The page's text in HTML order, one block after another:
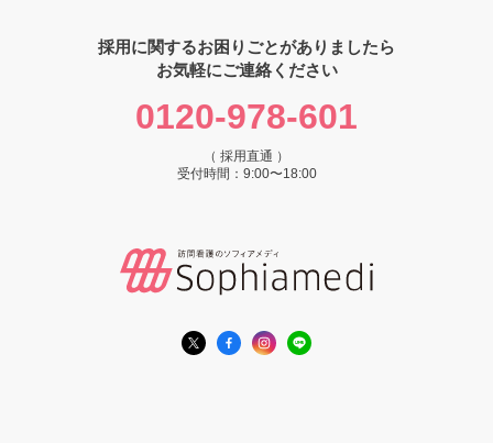
採用に関するお困りごとがありましたら
お気軽にご連絡ください
0120-978-601
（ 採用直通 ）
受付時間：9:00〜18:00